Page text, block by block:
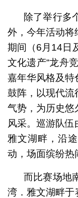
除了举行多
外，今年活动将
期间（6月14日
文化遗产“龙舟
嘉年华风格及特
鼓阵，以现代流
气势，为历史悠
风采。巡游队伍
雅文湖畔，沿
动，场面缤纷热
而比赛场地
湾．雅文湖畔